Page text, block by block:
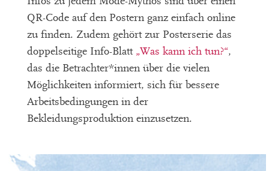
QR-Code auf den Postern ganz einfach online
zu finden. Zudem gehört zur Posterserie das
doppelseitige Info-Blatt „Was kann ich tun?“,
das die Betrachter*innen über die vielen
Möglichkeiten informiert, sich für bessere
Arbeitsbedingungen in der
Bekleidungsproduktion einzusetzen.